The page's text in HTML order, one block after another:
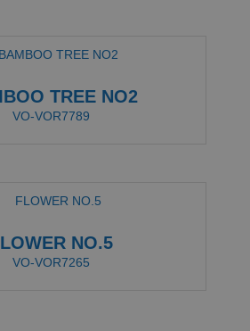
TREE NO2
VO-VOR7789
NO.5
VO-VOR7265